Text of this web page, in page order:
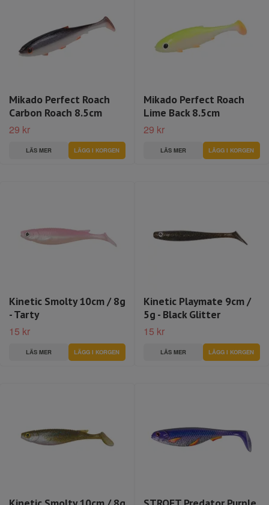
Mikado Perfect Roach
Carbon Roach 8.5cm
29 kr
LÄS MER
Mikado Perfect Roach
Lime Back 8.5cm
29 kr
LÄS MER
Kinetic Smolty 10cm / 8g
- Tarty
15 kr
LÄS MER
Kinetic Playmate 9cm /
5g - Black Glitter
15 kr
LÄS MER